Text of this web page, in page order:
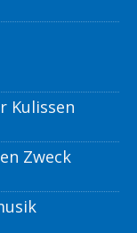
Kulissen
Zweck